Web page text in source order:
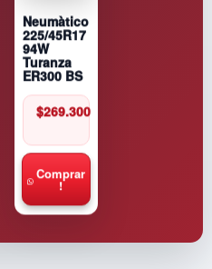
Neumàtico
225/45R17
94W
Turanza
ER300 BS
$269.300
Comprar
!